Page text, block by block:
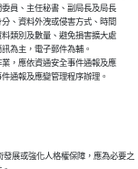
委員、主任秘書、副局長及局長
分、資料外洩或侵害方式、時間
料類別及數量、避免損害擴大處
訊為主，電子郵件為輔。
業，應依資通安全事件通報及應
展或強化人格權保障，應為必要之